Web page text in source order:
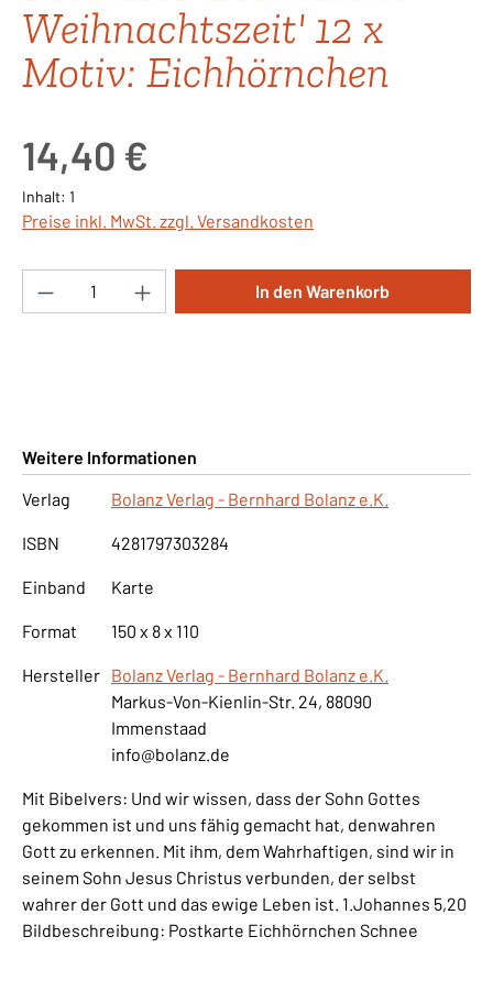
Weihnachtszeit' 12 x
Motiv: Eichhörnchen
14,40 €
Inhalt: 1
Preise inkl. MwSt. zzgl. Versandkosten
Produkt Anzahl: Gib den gewünschten
In den Warenkorb
Weitere Informationen
Verlag
Bolanz Verlag - Bernhard Bolanz e.K.
ISBN 4281797303284
Einband Karte
Format 150 x 8 x 110
Hersteller Bolanz Verlag - Bernhard Bolanz e.K.
Markus-Von-Kienlin-Str. 24, 88090
Immenstaad
info@bolanz.de
Mit Bibelvers: Und wir wissen, dass der Sohn Gottes
gekommen ist und uns fähig gemacht hat, denwahren
Gott zu erkennen. Mit ihm, dem Wahrhaftigen, sind wir in
seinem Sohn Jesus Christus verbunden, der selbst
wahrer der Gott und das ewige Leben ist. 1.Johannes 5,20
Bildbeschreibung: Postkarte Eichhörnchen Schnee